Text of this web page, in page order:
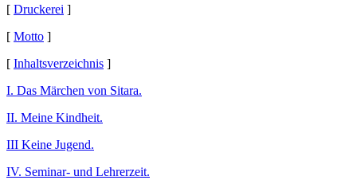
[ Druckerei ]
[ Motto ]
[ Inhaltsverzeichnis ]
I. Das Märchen von Sitara.
II. Meine Kindheit.
III Keine Jugend.
IV. Seminar- und Lehrerzeit.